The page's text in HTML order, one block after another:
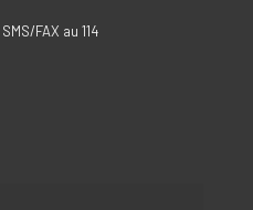
FAX au 114